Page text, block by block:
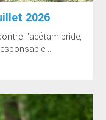
2026
l'acétamipride,
...